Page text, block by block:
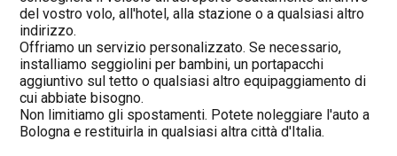
del vostro volo, all'hotel, alla stazione o a qualsiasi altro
indirizzo.
Offriamo un servizio personalizzato. Se necessario,
installiamo seggiolini per bambini, un portapacchi
aggiuntivo sul tetto o qualsiasi altro equipaggiamento di
cui abbiate bisogno.
Non limitiamo gli spostamenti. Potete noleggiare l'auto a
Bologna e restituirla in qualsiasi altra città d'Italia.